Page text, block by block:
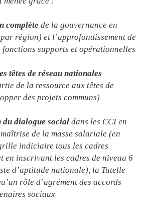
complète de la gouvernance en
région) et l’approfondissement de
supports et opérationnelles
têtes de réseau nationales
de la ressource aux têtes de
des projets communs)
du dialogue social dans les CCI en
de la masse salariale (en
indiciaire tous les cadres
en inscrivant les cadres de niveau 6
d’aptitude nationale), la Tutelle
rôle d’agrément des accords
sociaux